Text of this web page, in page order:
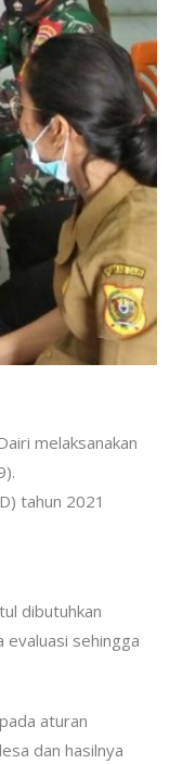
melaksanakan
tahun 2021
dibutuhkan
evaluasi sehingga
aturan
dan hasilnya